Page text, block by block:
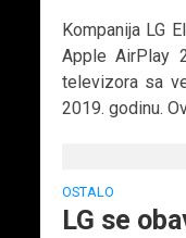
Kompanija LG
Apple AirPlay
televizora sa
2019. godinu.
OSTALO
LG se